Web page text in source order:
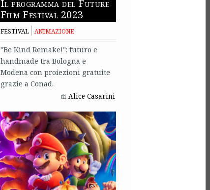
Il programma del Future
Film Festival 2023
FESTIVAL ANIMAZIONE
"Be Kind Remake!": futuro e
handmade tra Bologna e
Modena con proiezioni gratuite
grazie a Conad.
di Alice Casarini